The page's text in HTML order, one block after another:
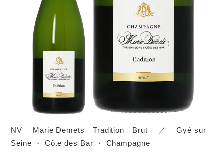
NV Marie Demets Tradition Brut ／ Gyé sur
Seine ・ Côte des Bar ・ Champagne